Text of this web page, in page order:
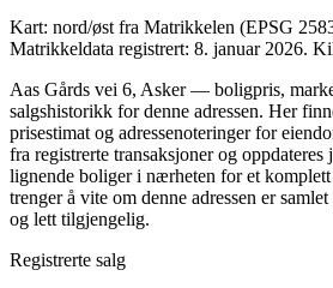
Kart: nord/øst fra Matrikkelen (EPSG
Matrikkeldata registrert: 8. januar 2026.
Aas Gårds vei 6, Asker — boligpris,
salgshistorikk for denne adressen. Her
prisestimat og adressenoteringer for
fra registrerte transaksjoner og
lignende boliger i nærheten for et
trenger å vite om denne adressen er
og lett tilgjengelig.
Registrerte salg